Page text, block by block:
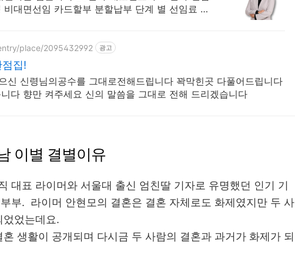
대면선임 카드할부 분할납부 단계 별 선임료 책
place/2095432992 광고
집!
신 신령님의공수를 그대로전해드립니다 꽉막힌곳 다풀어드립니다
다 향만 켜주세요 신의 말씀을 그대로 전해 드리겠습니다
이별 결별이유
대표 라이머와 서울대 출신 엄친딸 기자로 유명했던 인기 기
부. 라이머 안현모의 결혼은 결혼 자체로도 화제였지만 두 사
었었는데요.
생활이 공개되며 다시금 두 사람의 결혼과 과거가 화제가 되